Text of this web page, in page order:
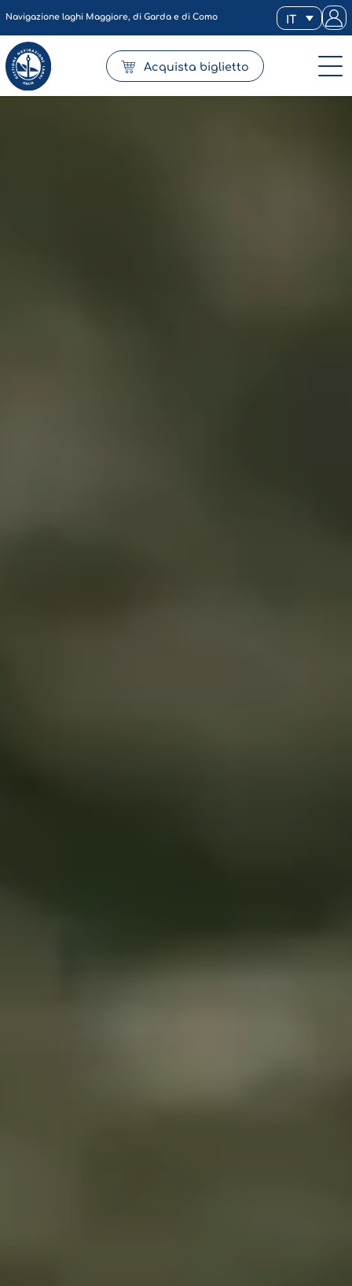
Navigazione laghi Maggiore, di Garda e di Como IT
Acquista biglietto